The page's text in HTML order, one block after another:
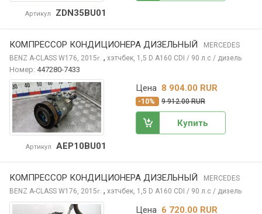
Артикул ZDN35BU01
КОМПРЕССОР КОНДИЦИОНЕРА ДИЗЕЛЬНЫЙ
MERCEDES
BENZ A-CLASS W176, 2015г. , хэтчбек, 1,5 D A160 CDI / 90 л.с / дизель
Номер: 447280-7433
Артикул AEP10BU01
Цена 8 904.00 RUR
-10% 9 912.00 RUR
Купить
КОМПРЕССОР КОНДИЦИОНЕРА ДИЗЕЛЬНЫЙ
MERCEDES
BENZ A-CLASS W176, 2015г. , хэтчбек, 1,5 D A160 CDI / 90 л.с / дизель
Цена 6 720.00 RUR